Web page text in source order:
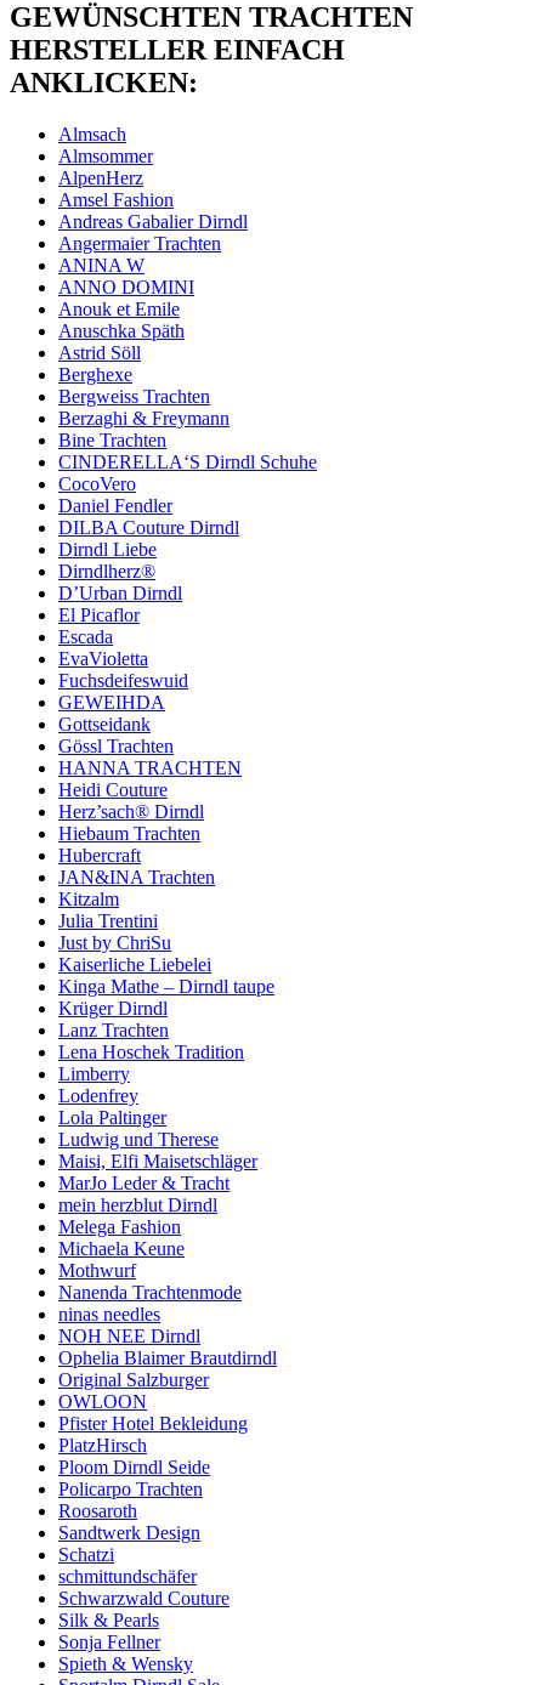
GEWÜNSCHTEN TRACHTEN
HERSTELLER EINFACH
ANKLICKEN:
Almsach
Almsommer
AlpenHerz
Amsel Fashion
Andreas Gabalier Dirndl
Angermaier Trachten
ANINA W
ANNO DOMINI
Anouk et Emile
Anuschka Späth
Astrid Söll
Berghexe
Bergweiss Trachten
Berzaghi & Freymann
Bine Trachten
CINDERELLA‘S Dirndl Schuhe
CocoVero
Daniel Fendler
DILBA Couture Dirndl
Dirndl Liebe
Dirndlherz®
D’Urban Dirndl
El Picaflor
Escada
EvaVioletta
Fuchsdeifeswuid
GEWEIHDA
Gottseidank
Gössl Trachten
HANNA TRACHTEN
Heidi Couture
Herz’sach® Dirndl
Hiebaum Trachten
Hubercraft
JAN&INA Trachten
Kitzalm
Julia Trentini
Just by ChriSu
Kaiserliche Liebelei
Kinga Mathe – Dirndl taupe
Krüger Dirndl
Lanz Trachten
Lena Hoschek Tradition
Limberry
Lodenfrey
Lola Paltinger
Ludwig und Therese
Maisi, Elfi Maisetschläger
MarJo Leder & Tracht
mein herzblut Dirndl
Melega Fashion
Michaela Keune
Mothwurf
Nanenda Trachtenmode
ninas needles
NOH NEE Dirndl
Ophelia Blaimer Brautdirndl
Original Salzburger
OWLOON
Pfister Hotel Bekleidung
PlatzHirsch
Ploom Dirndl Seide
Policarpo Trachten
Roosaroth
Sandtwerk Design
Schatzi
schmittundschäfer
Schwarzwald Couture
Silk & Pearls
Sonja Fellner
Spieth & Wensky